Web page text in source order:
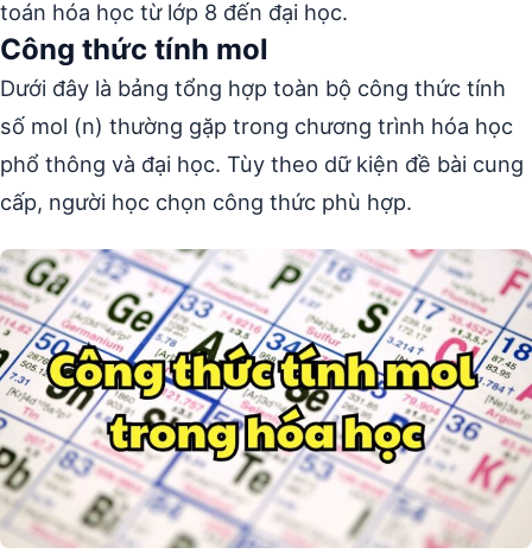
toán hóa học từ lớp 8 đến đại học.
Công thức tính mol
Dưới đây là bảng tổng hợp toàn bộ công thức tính
số mol (n) thường gặp trong chương trình hóa học
phổ thông và đại học. Tùy theo dữ kiện đề bài cung
cấp, người học chọn công thức phù hợp.